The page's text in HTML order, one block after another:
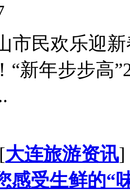
市民欢乐迎
“新年步步高
[大连旅游资讯]
感受生鲜的“